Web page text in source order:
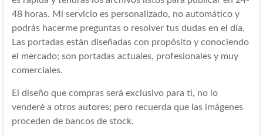
48 horas. Mi servicio es personalizado, no automático y
podrás hacerme preguntas o resolver tus dudas en el día.
Las portadas están diseñadas con propósito y conociendo
el mercado; son portadas actuales, profesionales y muy
comerciales.
El diseño que compras será exclusivo para ti, no lo
venderé a otros autores; pero recuerda que las imágenes
proceden de bancos de stock.